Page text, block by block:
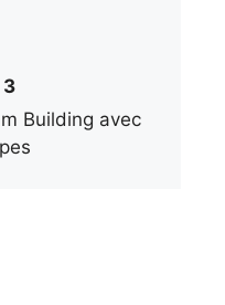
3
Building avec